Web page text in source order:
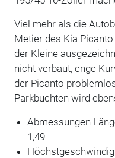
Viel mehr als die
Metier des Kia
der Kleine
nicht verbaut, enge
der Picanto
Parkbuchten wird
Abmessungen
1,49